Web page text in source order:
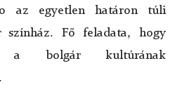
az egyetlen határon túli
színház. Fő feladata, hogy
bolgár kultúrának